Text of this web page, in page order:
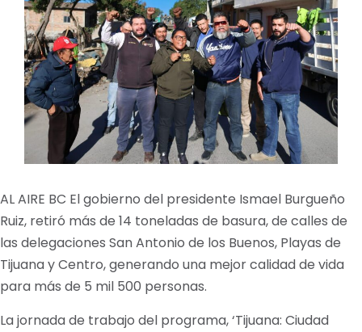
AL AIRE BC El gobierno del presidente Ismael Burgueño
Ruiz, retiró más de 14 toneladas de basura, de calles de
las delegaciones San Antonio de los Buenos, Playas de
Tijuana y Centro, generando una mejor calidad de vida
para más de 5 mil 500 personas.
La jornada de trabajo del programa, ‘Tijuana: Ciudad